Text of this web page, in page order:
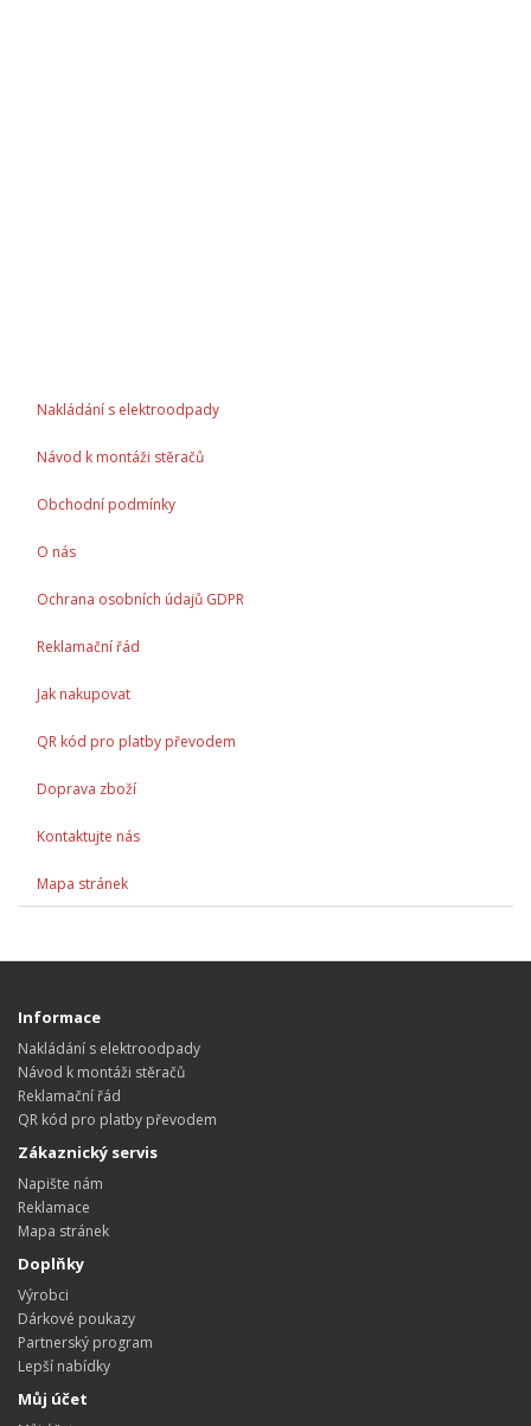
Nakládání s elektroodpady
Návod k montáži stěračů
Obchodní podmínky
O nás
Ochrana osobních údajů GDPR
Reklamační řád
Jak nakupovat
QR kód pro platby převodem
Doprava zboží
Kontaktujte nás
Mapa stránek
Informace
Nakládání s elektroodpady
Návod k montáži stěračů
Reklamační řád
QR kód pro platby převodem
Zákaznický servis
Napište nám
Reklamace
Mapa stránek
Doplňky
Výrobci
Dárkové poukazy
Partnerský program
Lepší nabídky
Můj účet